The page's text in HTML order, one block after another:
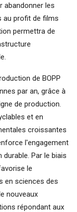
abandonner les
au profit de films
permettra de
de BOPP
par an, grâce à
de production.
et en
croissantes
l'engagement
Par le biais
le
en sciences des
nouveaux
répondant aux